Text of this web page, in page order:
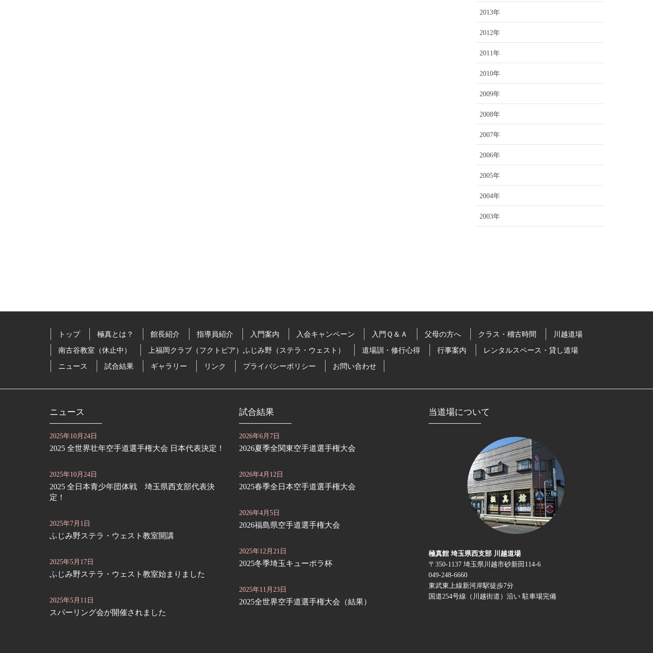
2013年
2012年
2011年
2010年
2009年
2008年
2007年
2006年
2005年
2004年
2003年
トップ 極真とは？ 館長紹介 指導員紹介 入門案内 入会キャンペーン 入門Ｑ＆Ａ 父母の方へ クラス・稽古時間
川越道場
南古谷教室（休止中）
上福岡クラブ（フクトピア）ふじみ野（ステラ・ウェスト） 道場訓・修行心得 行事案内
レンタルスペース・貸し道場
ニュース
試合結果 ギャラリー リンク プライバシーポリシー お問い合わせ
ニュース
2025年10月24日
2025 全世界壮年空手道選手権大会 日本代表決定！
2025年10月24日
2025 全日本青少年団体戦 埼玉県西支部代表決
定！
2025年7月1日
ふじみ野ステラ・ウェスト教室開講
2025年5月17日
ふじみ野ステラ・ウェスト教室始まりました
2025年5月11日
スパーリング会が開催されました
試合結果
2026年6月7日
2026夏季全関東空手道選手権大会
2026年4月12日
2025春季全日本空手道選手権大会
2026年4月5日
2026福島県空手道選手権大会
2025年12月21日
2025冬季埼玉キューポラ杯
2025年11月23日
2025全世界空手道選手権大会（結果）
当道場について
極真館 埼玉県西支部 川越道場
〒350-1137 埼玉県川越市砂新田114-6
049-248-6660
東武東上線新河岸駅徒歩7分
国道254号線（川越街道）沿い 駐車場完備